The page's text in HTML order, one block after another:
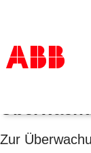
Produkte und
Service
Single- /
Zur